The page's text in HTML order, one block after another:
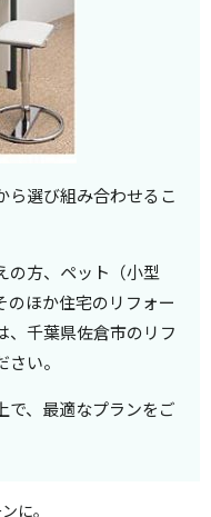
ら選び組み合わせるこ
の方、ペット（小型
のほか住宅のリフォー
、千葉県佐倉市のリフ
い。
で、最適なプランをご
に。